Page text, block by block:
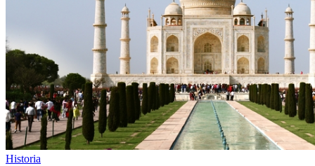
Historia